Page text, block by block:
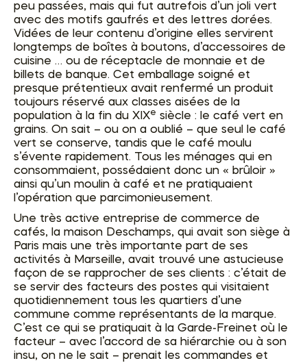
peu passées, mais qui fut autrefois d’un joli vert
avec des motifs gaufrés et des lettres dorées.
Vidées de leur contenu d’origine elles servirent
longtemps de boîtes à boutons, d’accessoires de
cuisine … ou de réceptacle de monnaie et de
billets de banque. Cet emballage soigné et
presque prétentieux avait renfermé un produit
toujours réservé aux classes aisées de la
population à la fin du XIXe siècle : le café vert en
grains. On sait – ou on a oublié – que seul le café
vert se conserve, tandis que le café moulu
s’évente rapidement. Tous les ménages qui en
consommaient, possédaient donc un « brûloir »
ainsi qu’un moulin à café et ne pratiquaient
l’opération que parcimonieusement.
Une très active entreprise de commerce de
cafés, la maison Deschamps, qui avait son siège à
Paris mais une très importante part de ses
activités à Marseille, avait trouvé une astucieuse
façon de se rapprocher de ses clients : c’était de
se servir des facteurs des postes qui visitaient
quotidiennement tous les quartiers d’une
commune comme représentants de la marque.
C’est ce qui se pratiquait à la Garde-Freinet où le
facteur – avec l’accord de sa hiérarchie ou à son
insu, on ne le sait – prenait les commandes et